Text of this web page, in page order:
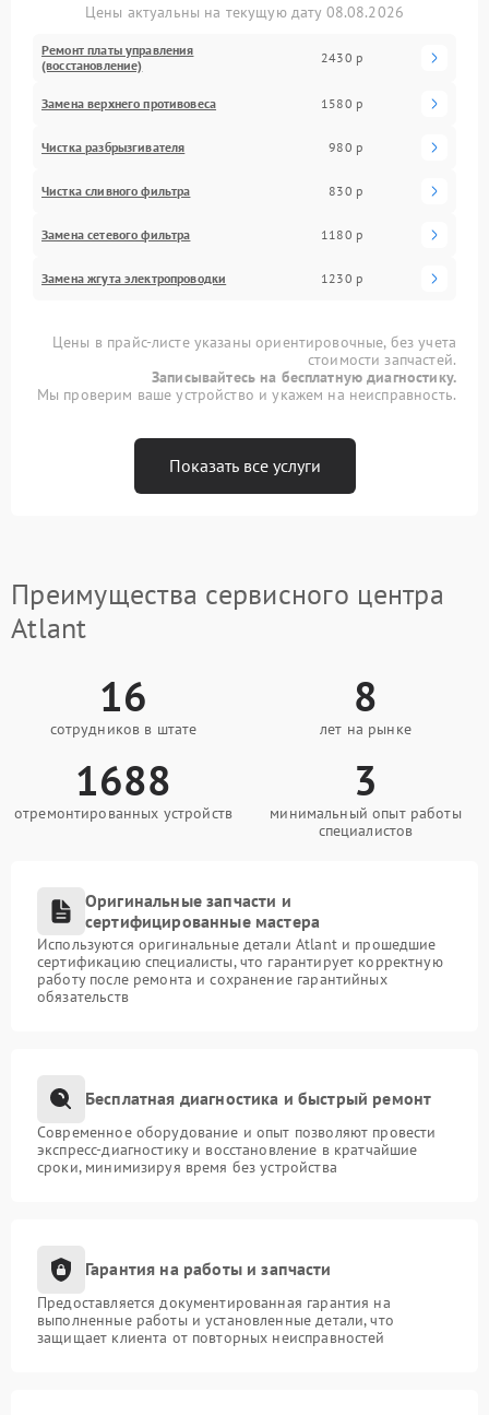
Цены актуальны на текущую дату 08.08.2026
Ремонт платы управления
(восстановление)
2430 р
Замена верхнего противовеса 1580 р
Чистка разбрызгивателя 980 р
Чистка сливного фильтра 830 р
Замена сетевого фильтра 1180 р
Замена жгута электропроводки 1230 р
Цены в прайс-листе указаны ориентировочные, без учета
стоимости запчастей.
Записывайтесь на бесплатную диагностику.
Мы проверим ваше устройство и укажем на неисправность.
Показать все услуги
Преимущества сервисного центра
Atlant
16
сотрудников в штате
8
лет на рынке
1688
отремонтированных устройств
3
минимальный опыт работы
специалистов
Оригинальные запчасти и
сертифицированные мастера
Используются оригинальные детали Atlant и прошедшие
сертификацию специалисты, что гарантирует корректную
работу после ремонта и сохранение гарантийных
обязательств
Бесплатная диагностика и быстрый ремонт
Современное оборудование и опыт позволяют провести
экспресс-диагностику и восстановление в кратчайшие
сроки, минимизируя время без устройства
Гарантия на работы и запчасти
Предоставляется документированная гарантия на
выполненные работы и установленные детали, что
защищает клиента от повторных неисправностей